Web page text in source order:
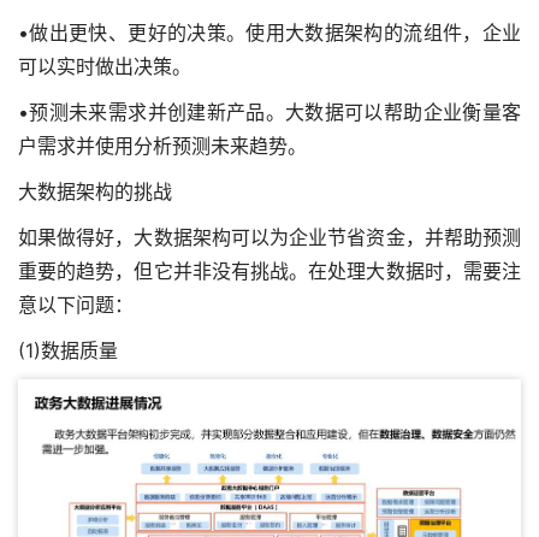
•做出更快、更好的决策。使用大数据架构的流组件，企业
可以实时做出决策。
•预测未来需求并创建新产品。大数据可以帮助企业衡量客
户需求并使用分析预测未来趋势。
大数据架构的挑战
如果做得好，大数据架构可以为企业节省资金，并帮助预测
重要的趋势，但它并非没有挑战。在处理大数据时，需要注
意以下问题：
(1)数据质量